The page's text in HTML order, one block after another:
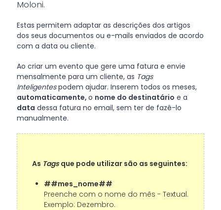
Moloni.
Estas permitem adaptar as descrições dos artigos
dos seus documentos ou e-mails enviados de acordo
com a data ou cliente.
Ao criar um evento que gere uma fatura e envie
mensalmente para um cliente, as Tags
Inteligentespodem ajudar. Inserem todos os meses,
automaticamente, o nome do destinatário e a
data dessa fatura no email, sem ter de fazê-lo
manualmente.
As Tagsque pode utilizar são as seguintes:
##mes_nome##
Preenche com o nome do mês - Textual.
Exemplo: Dezembro.